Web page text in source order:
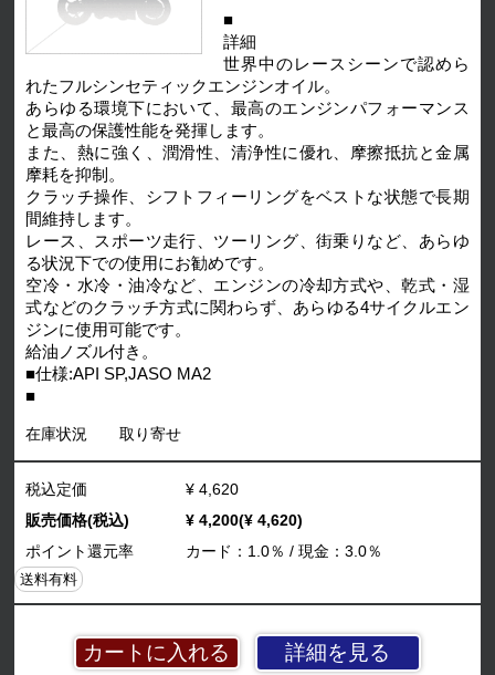
■
詳細
世界中のレースシーンで認めら
れたフルシンセティックエンジンオイル。
あらゆる環境下において、最高のエンジンパフォーマンス
と最高の保護性能を発揮します。
また、熱に強く、潤滑性、清浄性に優れ、摩擦抵抗と金属
摩耗を抑制。
クラッチ操作、シフトフィーリングをベストな状態で長期
間維持します。
レース、スポーツ走行、ツーリング、街乗りなど、あらゆ
る状況下での使用にお勧めです。
空冷・水冷・油冷など、エンジンの冷却方式や、乾式・湿
式などのクラッチ方式に関わらず、あらゆる4サイクルエン
ジンに使用可能です。
給油ノズル付き。
■仕様:API SP,JASO MA2
■
在庫状況 取り寄せ
詳細を見る
税込定価
¥ 4,620
販売価格(税込)
¥ 4,200(¥ 4,620)
ポイント還元率
カード：1.0％ / 現金：3.0％
送料有料